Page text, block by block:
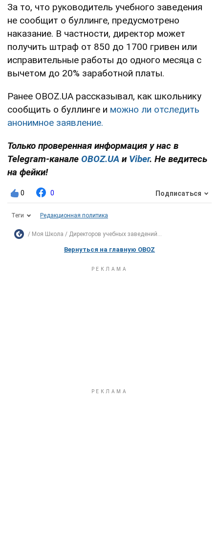
За то, что руководитель учебного заведения
не сообщит о буллинге, предусмотрено
наказание. В частности, директор может
получить штраф от 850 до 1700 гривен или
исправительные работы до одного месяца с
вычетом до 20% заработной платы.
Ранее OBOZ.UA рассказывал, как школьнику
сообщить о буллинге и можно ли отследить
анонимное заявление.
Только проверенная информация у нас в
Telegram-канале OBOZ.UA и Viber. Не ведитесь
на фейки!
0 0 Подписаться
Теги Редакционная политика
Моя Школа Директоров учебных заведений...
Вернуться на главную OBOZ